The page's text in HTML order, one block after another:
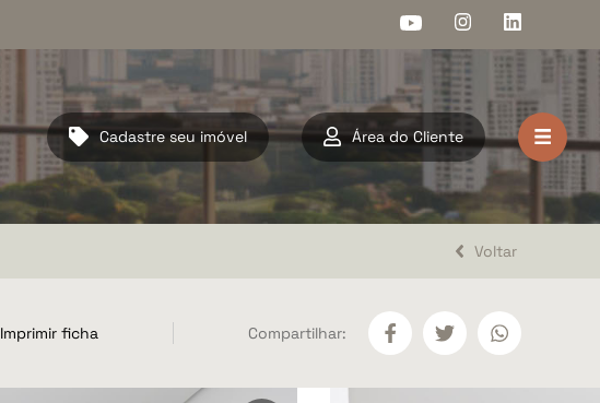
Cadastre seu imóvel
Área do Cliente
HOME
VENDA
LANÇAMENTOS
Voltar
Imprimir ficha Compartilhar: